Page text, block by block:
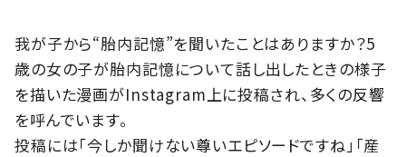
我が子から“胎内記憶”を聞いたことはありますか？5
歳の女の子が胎内記憶について話し出したときの様子
を描いた漫画がInstagram上に投稿され、多くの反響
を呼んでいます。
投稿には「今しか聞けない尊いエピソードですね」「産